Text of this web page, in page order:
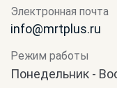
Электронная почта
info@mrtplus.ru
Режим работы
Понедельник -